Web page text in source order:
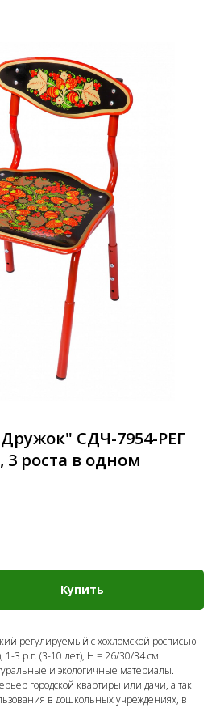
СДЧ-7954-РЕГ
роста в одном
Купить
регулируемый с хохломской росписью
3 р.г. (3-10 лет), Н = 26/30/34 см.
и экологичные материалы.
городской квартиры или дачи, а так
в дошкольных учреждениях, в